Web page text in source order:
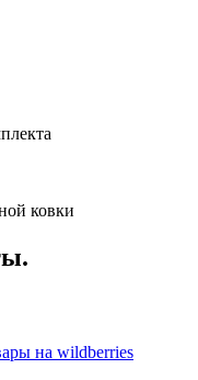
ковки
на wildberries